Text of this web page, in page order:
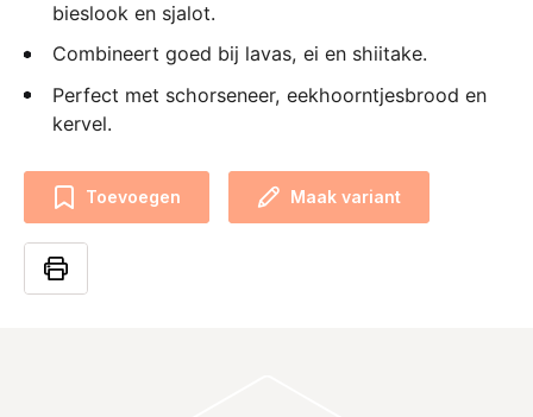
bieslook en sjalot.
Combineert goed bij lavas, ei en shiitake.
Perfect met schorseneer, eekhoorntjesbrood en
kervel.
Toevoegen Maak variant